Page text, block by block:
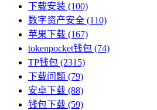
下载安装 (100)
数字资产安全 (110)
苹果下载 (167)
tokenpocket钱包 (74)
TP钱包 (2315)
下载问题 (79)
安卓下载 (88)
钱包下载 (59)